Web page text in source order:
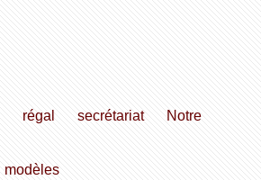
régal secrétariat
Notre
modèles